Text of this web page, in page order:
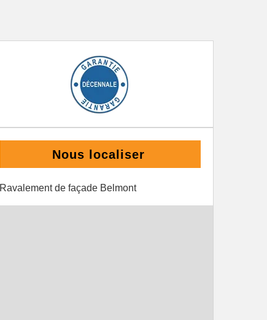
Nous localiser
Ravalement de façade Belmont